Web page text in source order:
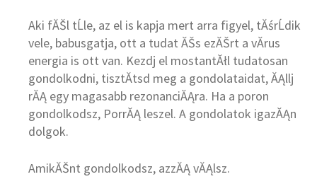
Aki fĂŠl tĹle, az el is kapja mert arra figyel, tĂśrĹdik
vele, babusgatja, ott a tudat ĂŠs ezĂŠrt a vĂ­rus
energia is ott van. Kezdj el mostantĂłl tudatosan
gondolkodni, tisztĂ­tsd meg a gondolataidat, ĂĄllj
rĂĄ egy magasabb rezonanciĂĄra. Ha a poron
gondolkodsz, PorrĂĄ leszel. A gondolatok igazĂĄn
dolgok.
AmikĂŠnt gondolkodsz, azzĂĄ vĂĄlsz.